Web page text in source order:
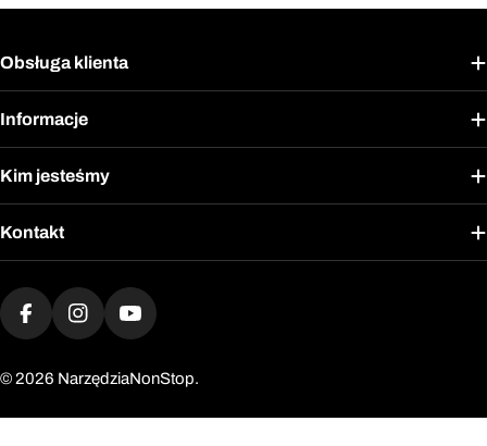
Obsługa klienta
Informacje
Kim jesteśmy
Kontakt
Metody
płatności
FacebookInstagramYouTube
© 2026 NarzędziaNonStop.